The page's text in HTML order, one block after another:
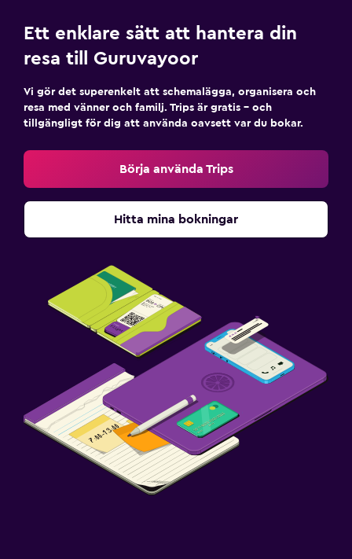
Ett enklare sätt att hantera din
resa till Guruvayoor
Vi gör det superenkelt att schemalägga, organisera och
resa med vänner och familj. Trips är gratis – och
tillgängligt för dig att använda oavsett var du bokar.
Börja använda Trips
Hitta mina bokningar